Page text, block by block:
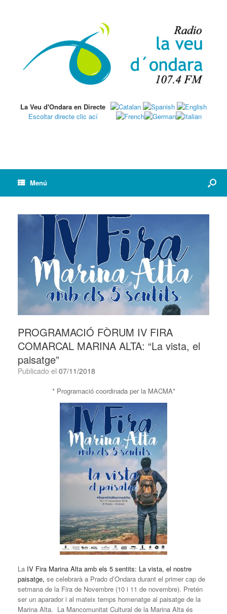
La Veu d'Ondara en Directe
Escoltar directe clic ací
Menú
PROGRAMACIÓ FÒRUM IV FIRA
COMARCAL MARINA ALTA: “La vista, el
paisatge”
Publicado el 07/11/2018
* Programació coordinada per la MACMA*
La IV Fira Marina Alta amb els 5 sentits: La vista, el nostre
paisatge, se celebrarà a Prado d’Ondara durant el primer cap de
setmana de la Fira de Novembre (10 i 11 de novembre). Pretén
ser un aparador i al mateix temps homenatge al paisatge de la
Marina Alta. La Mancomunitat Cultural de la Marina Alta és